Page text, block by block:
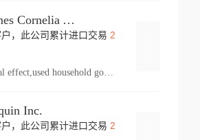
Russell James Cornelia Arlington Va
，此公司累计进口交易 2
personal effect,used household goods
Inc.
，此公司累计进口交易 2